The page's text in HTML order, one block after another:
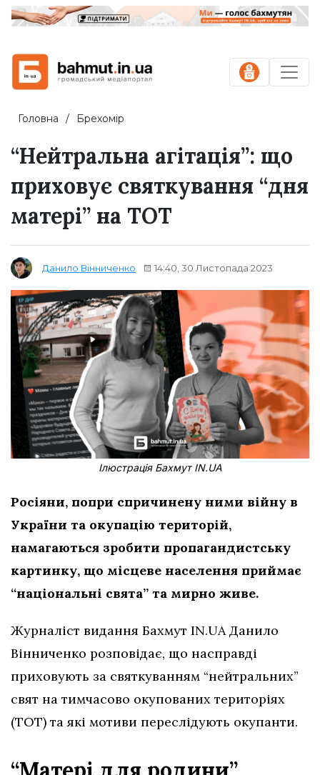
Головна Брехомір
“Нейтральна агітація”: що
приховує святкування “дня
матері” на ТОТ
Данило Вінниченко 14:40, 30 Листопада 2023
Ілюстрація Бахмут IN.UA
Росіяни, попри спричинену ними війну в
України та окупацію територій,
намагаються зробити пропагандистську
картинку, що місцеве населення приймає
“національні свята” та мирно живе.
Журналіст видання Бахмут IN.UA Данило
Вінниченко розповідає, що насправді
приховують за святкуванням “нейтральних”
свят на тимчасово окупованих територіях
(ТОТ) та які мотиви переслідують окупанти.